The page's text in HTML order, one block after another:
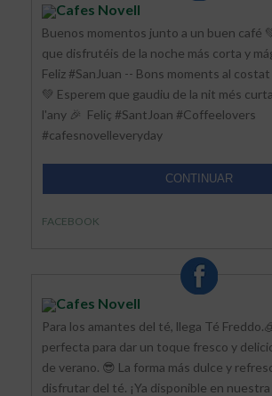
Cafes Novell
Buenos momentos junto a un buen café
que disfrutéis de la noche más corta y
Feliz #SanJuan -- Bons moments al
💚 Esperem que gaudiu de la nit més
l'any 🎉 ⁣⁣⁣ Feliç #SantJoan #Coffeelovers
#cafesnovelleveryday
CONTINUAR
FACEBOOK
Cafes Novell
Para los amantes del té, llega Té
perfecta para dar un toque fresco y
de verano. 😎 La forma más dulce y
disfrutar del té. ¡Ya disponible en